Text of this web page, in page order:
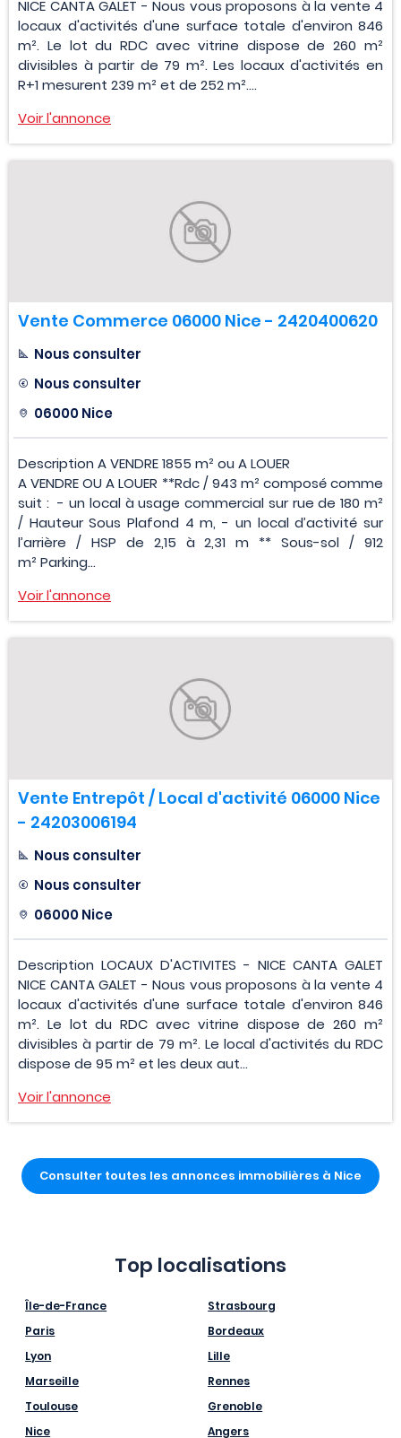
NICE CANTA GALET - Nous vous proposons à la vente 4
locaux d'activités d'une surface totale d'environ 846
m². Le lot du RDC avec vitrine dispose de 260 m²
divisibles à partir de 79 m². Les locaux d'activités en
R+1 mesurent 239 m² et de 252 m²....
Voir l'annonce
Vente Commerce 06000 Nice - 2420400620
Nous consulter
Nous consulter
06000 Nice
Description A VENDRE 1855 m² ou A LOUER
A VENDRE OU A LOUER **Rdc / 943 m² composé comme
suit : - un local à usage commercial sur rue de 180 m²
/ Hauteur Sous Plafond 4 m, - un local d’activité sur
l’arrière / HSP de 2,15 à 2,31 m ** Sous-sol / 912
m² Parking...
Voir l'annonce
Vente Entrepôt / Local d'activité 06000 Nice
- 24203006194
Nous consulter
Nous consulter
06000 Nice
Description LOCAUX D'ACTIVITES - NICE CANTA GALET
NICE CANTA GALET - Nous vous proposons à la vente 4
locaux d'activités d'une surface totale d'environ 846
m². Le lot du RDC avec vitrine dispose de 260 m²
divisibles à partir de 79 m². Le local d'activités du RDC
dispose de 95 m² et les deux aut...
Voir l'annonce
Consulter toutes les annonces immobilières à Nice
Top localisations
Île-de-France
Paris
Lyon
Marseille
Toulouse
Nice
Strasbourg
Bordeaux
Lille
Rennes
Grenoble
Angers